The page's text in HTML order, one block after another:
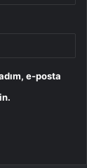
e-posta